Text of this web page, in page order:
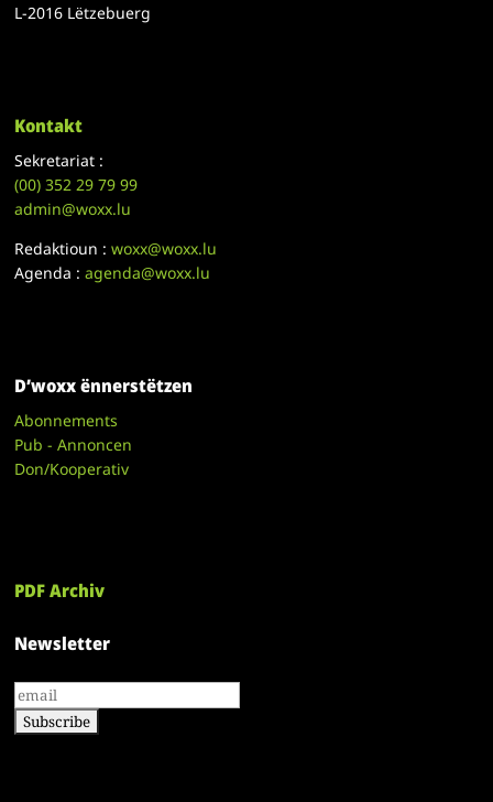
L-2016 Lëtzebuerg
Kontakt
Sekretariat :
(00)352 29 79 99
admin@woxx.lu
Redaktioun :woxx@woxx.lu
Agenda :agenda@woxx.lu
D’woxx ënnerstëtzen
Abonnements
Pub - Annoncen
Don/Kooperativ
PDF Archiv
Newsletter